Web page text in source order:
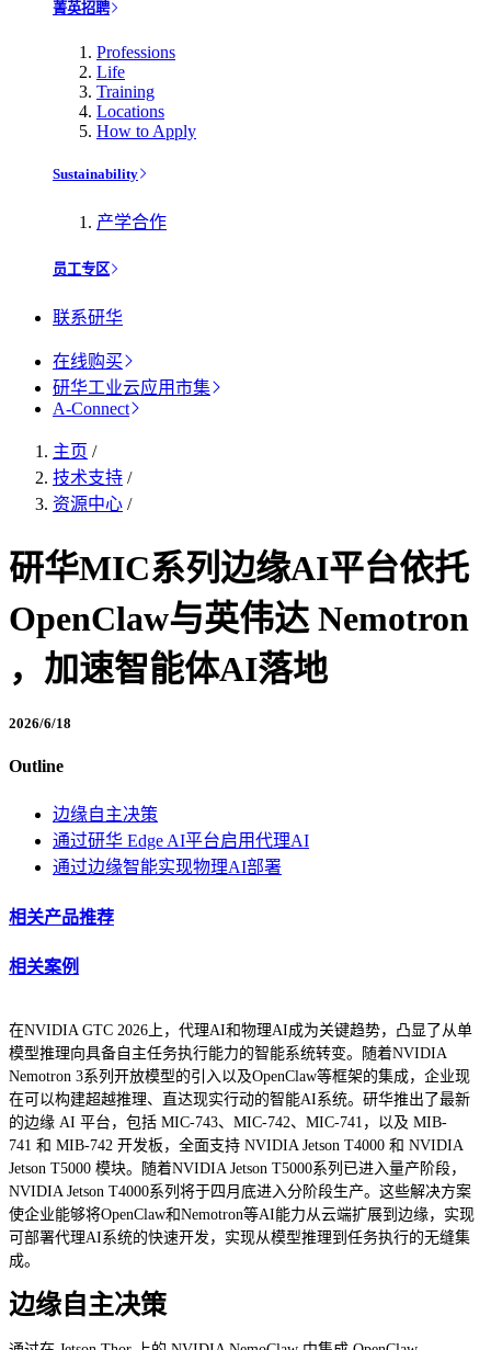
菁英招聘
Professions
Life
Training
Locations
How to Apply
Sustainability
产学合作
员工专区
联系研华
在线购买
研华工业云应用市集
A-Connect
主页 /
技术支持 /
资源中心 /
研华MIC系列边缘AI平台依托
OpenClaw与英伟达 Nemotron
，加速智能体AI落地
2026/6/18
Outline
边缘自主决策
通过研华 Edge AI平台启用代理AI
通过边缘智能实现物理AI部署
相关产品推荐
相关案例
在NVIDIA GTC 2026上，代理AI和物理AI成为关键趋势，凸显了从单
模型推理向具备自主任务执行能力的智能系统转变。随着NVIDIA
Nemotron 3系列开放模型的引入以及OpenClaw等框架的集成，企业现
在可以构建超越推理、直达现实行动的智能AI系统。研华推出了最新
的边缘 AI 平台，包括 MIC-743、MIC-742、MIC-741，以及 MIB-
741 和 MIB-742 开发板，全面支持 NVIDIA Jetson T4000 和 NVIDIA
Jetson T5000 模块。随着NVIDIA Jetson T5000系列已进入量产阶段，
NVIDIA Jetson T4000系列将于四月底进入分阶段生产。这些解决方案
使企业能够将OpenClaw和Nemotron等AI能力从云端扩展到边缘，实现
可部署代理AI系统的快速开发，实现从模型推理到任务执行的无缝集
成。
边缘自主决策